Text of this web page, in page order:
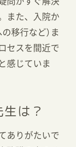
また、入院か
移行など）ま
セスを間近で
感じていま
は？
ありがたいで